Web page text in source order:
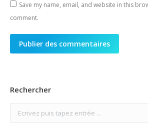
Save my name, email, and website in this
comment.
Publier des commentaires
Rechercher
Search: